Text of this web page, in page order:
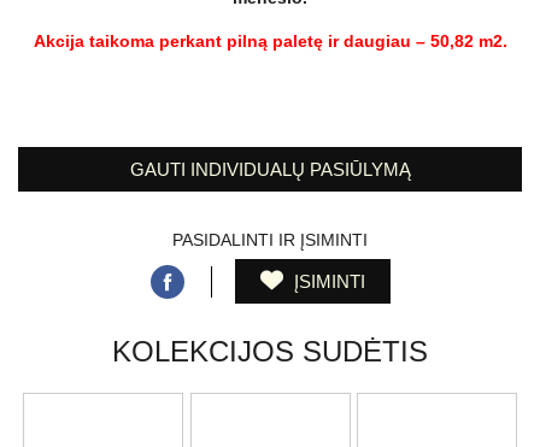
Akcija taikoma perkant pilną paletę ir daugiau – 50,82 m2.
GAUTI INDIVIDUALŲ PASIŪLYMĄ
PASIDALINTI IR ĮSIMINTI
ĮSIMINTI
KOLEKCIJOS SUDĖTIS